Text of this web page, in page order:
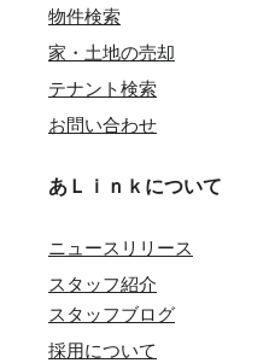
物件検索
家・土地の売却
テナント検索
お問い合わせ
あＬｉｎｋについて
ニュースリリース
スタッフ紹介
スタッフブログ
採用について